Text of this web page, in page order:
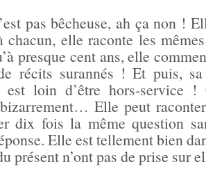
pas bêcheuse, ah ça non !
chacun, elle raconte les
presque cent ans, elle
récits surannés ! Et puis,
loin d’être hors-service !
Elle peut
dix fois la même question
Elle est tellement bien
présent n’ont pas de prise sur